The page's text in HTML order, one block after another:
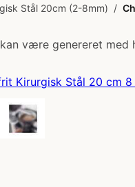
Stål 20cm (2-8mm) /
være genereret med